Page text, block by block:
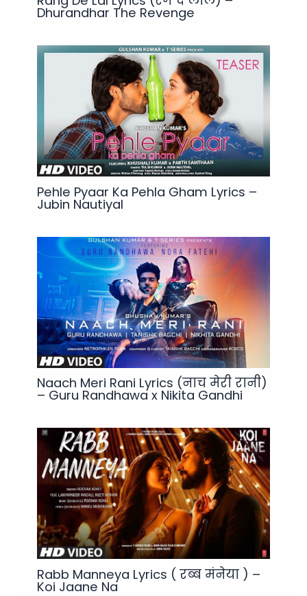
Dhurandhar The Revenge
Pehle Pyaar Ka Pehla Gham Lyrics –
Jubin Nautiyal
Naach Meri Rani Lyrics (नाच मेरी रानी)
– Guru Randhawa x Nikita Gandhi
Rabb Manneya Lyrics ( रब्ब मंनेया ) –
Koi Jaane Na